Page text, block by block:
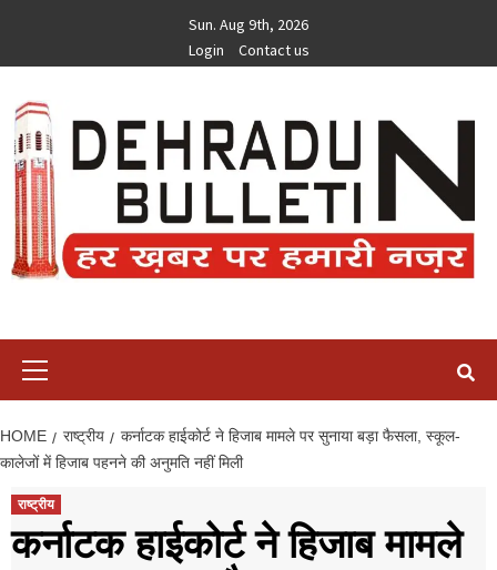
content
Sun. Aug 9th, 2026
Login
Contact us
HOME राष्ट्रीय
कर्नाटक हाईकोर्ट ने हिजाब मामले पर सुनाया बड़ा फैसला, स्कूल-
कालेजों में हिजाब पहनने की अनुमति नहीं मिली
राष्ट्रीय
कर्नाटक हाईकोर्ट ने हिजाब मामले